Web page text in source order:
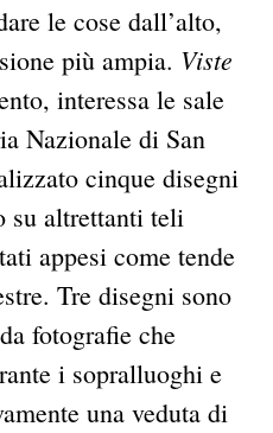
le cose dall’alto,
più ampia. Viste
interessa le sale
Nazionale di San
cinque disegni
su altrettanti teli
appesi come tende
Tre disegni sono
fotografie che
i sopralluoghi e
una veduta di